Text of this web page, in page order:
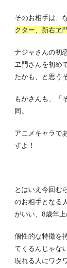
そのお相手は、
クター、新右ヱ
ナジャさんの初
ヱ門さんを初め
たかも、と思う
もがさんも、「
同。
アニメキャラで
すよ！
とはいえ今回む
のお相手となる
がいい、8歳年上
個性的な特徴を
てくるんじゃな
現れる人にワク